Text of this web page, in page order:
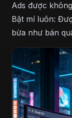
Ads được
Bật mí luôn:
bừa như bán